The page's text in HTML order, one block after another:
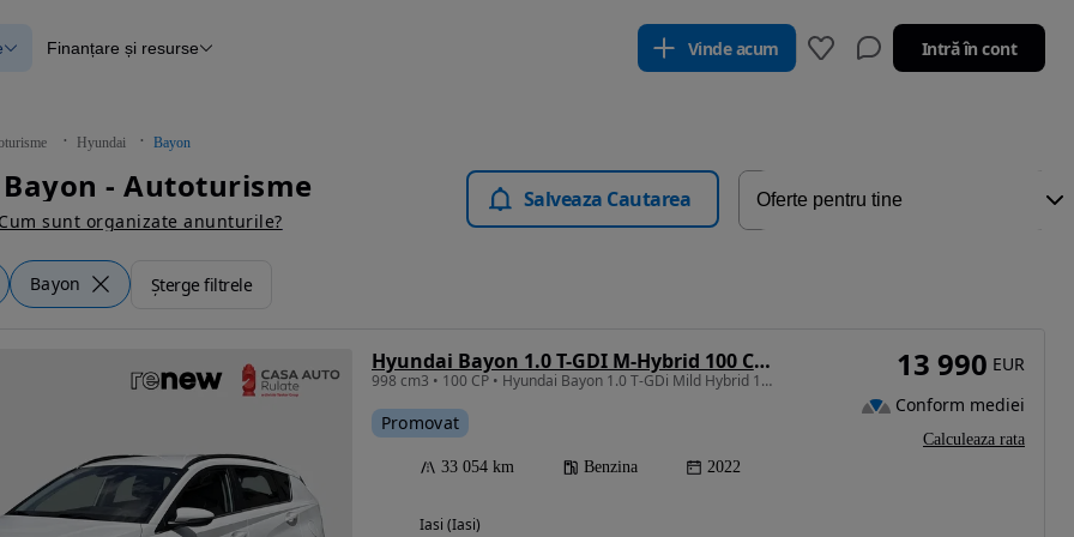
verificate
Blog Autovit.ro
Finanțare și resurse Vinde acum Intră în cont
Hyundai Bayon
- Autoturisme
Cum sunt organizate anunturile?
Salveaza Cautarea
Bayon Șterge filtrele
Hyundai Bayon 1.0 T-GDI M-Hybrid 100 CP 6iMT Led Line
998 cm3 • 100 CP • Hyundai Bayon 1.0 T-GDi Mild Hybrid 100 CP, Manuală
Promovat
33 054 km Benzina 2022
Iasi (Iasi)
13 990 EUR
Conform mediei
Calculeaza rata